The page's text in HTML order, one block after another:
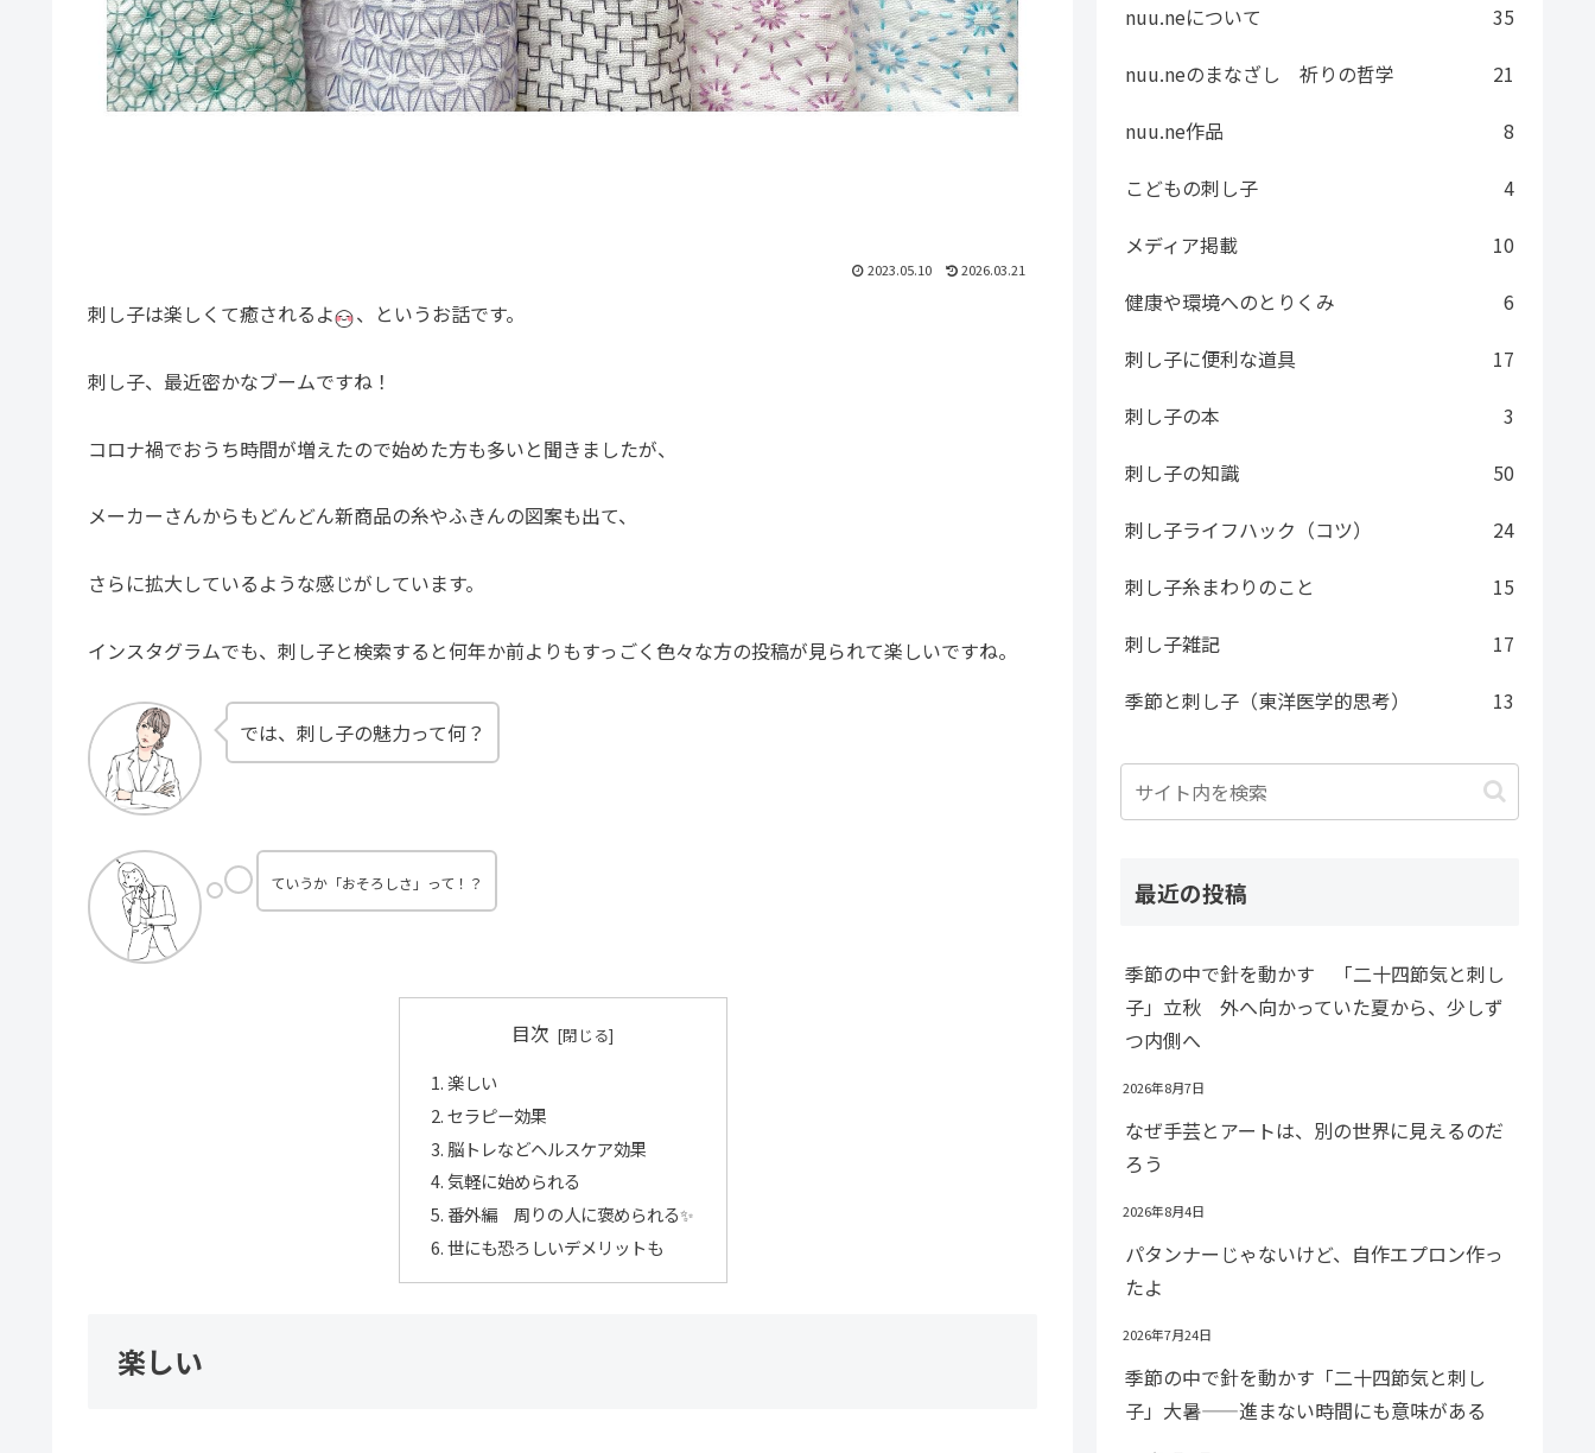
2023.05.10 2026.03.21
刺し子は楽しくて癒されるよ 、というお話です。
刺し子、最近密かなブームですね！
コロナ禍でおうち時間が増えたので始めた方も多いと聞きましたが、
メーカーさんからもどんどん新商品の糸やふきんの図案も出て、
さらに拡大しているような感じがしています。
インスタグラムでも、刺し子と検索すると何年か前よりもすっごく色々な方の投稿が見られて楽しいですね。
では、刺し子の魅力って何？
ていうか「おそろしさ」って！？
目次
楽しい
セラピー効果
脳トレなどヘルスケア効果
気軽に始められる
番外編 周りの人に褒められる✨
世にも恐ろしいデメリットも
楽しい
nuu.neについて
35
nuu.neのまなざし 祈りの哲学
21
nuu.ne作品
8
こどもの刺し子
4
メディア掲載
10
健康や環境へのとりくみ
6
刺し子に便利な道具
17
刺し子の本
3
刺し子の知識
50
刺し子ライフハック（コツ）
24
刺し子糸まわりのこと
15
刺し子雑記
17
季節と刺し子（東洋医学的思考）
13
最近の投稿
季節の中で針を動かす 「二十四節気と刺し
子」立秋 外へ向かっていた夏から、少しず
つ内側へ
2026年8月7日
なぜ手芸とアートは、別の世界に見えるのだ
ろう
2026年8月4日
パタンナーじゃないけど、自作エプロン作っ
たよ
2026年7月24日
季節の中で針を動かす「二十四節気と刺し
子」大暑——進まない時間にも意味がある